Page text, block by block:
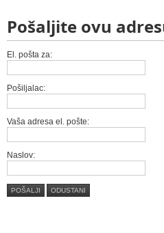
Pošaljite ovu
El. pošta za:
Pošiljalac:
Vaša adresa el. pošte:
Naslov:
POŠALJI ODUSTANI